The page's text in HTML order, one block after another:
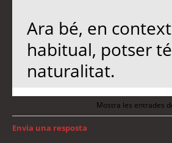
Ara bé, en
habitual, potser
naturalitat.
Mostra les entrades
Envia una resposta